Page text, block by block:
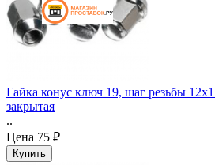
Гайка конус ключ 19, шаг резьбы
закрытая
..
Цена 75 ₽